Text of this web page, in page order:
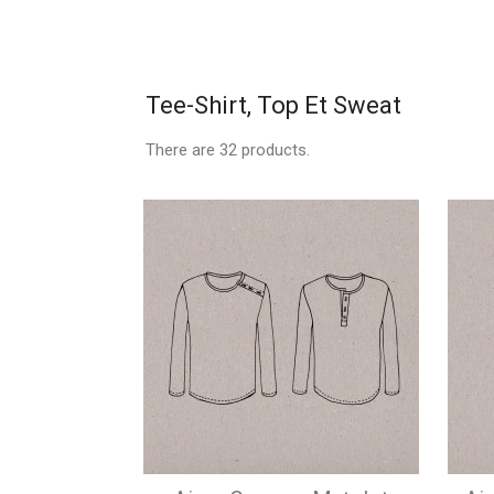
Tee-Shirt, Top Et Sweat
There are 32 products.